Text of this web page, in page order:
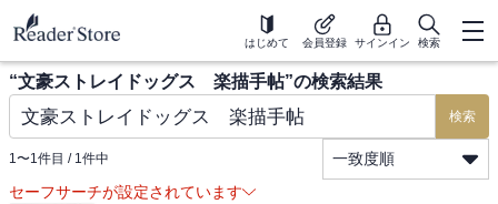
はじめて 会員登録 サインイン 検索
“文豪ストレイドッグス 楽描手帖”の検索結果
検索
1〜1件目 / 1件中
一致度順
セーフサーチが設定されています